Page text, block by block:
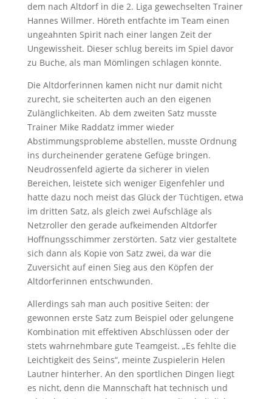
dem nach Altdorf in die 2. Liga gewechselten Trainer
Hannes Willmer. Höreth entfachte im Team einen
ungeahnten Spirit nach einer langen Zeit der
Ungewissheit. Dieser schlug bereits im Spiel davor
zu Buche, als man Mömlingen schlagen konnte.
Die Altdorferinnen kamen nicht nur damit nicht
zurecht, sie scheiterten auch an den eigenen
Zulänglichkeiten. Ab dem zweiten Satz musste
Trainer Mike Raddatz immer wieder
Abstimmungsprobleme abstellen, musste Ordnung
ins durcheinender geratene Gefüge bringen.
Neudrossenfeld agierte da sicherer in vielen
Bereichen, leistete sich weniger Eigenfehler und
hatte dazu noch meist das Glück der Tüchtigen, etwa
im dritten Satz, als gleich zwei Aufschläge als
Netzroller den gerade aufkeimenden Altdorfer
Hoffnungsschimmer zerstörten. Satz vier gestaltete
sich dann als Kopie von Satz zwei, da war die
Zuversicht auf einen Sieg aus den Köpfen der
Altdorferinnen entschwunden.
Allerdings sah man auch positive Seiten: der
gewonnen erste Satz zum Beispiel oder gelungene
Kombination mit effektiven Abschlüssen oder der
stets wahrnehmbare gute Teamgeist. „Es fehlte die
Leichtigkeit des Seins“, meinte Zuspielerin Helen
Lautner hinterher. An den sportlichen Dingen liegt
es nicht, denn die Mannschaft hat technisch und